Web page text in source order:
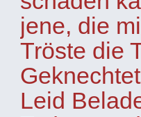
jene, die
Tröste die
Leid